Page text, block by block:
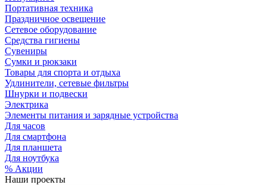
Портативная техника
Праздничное освещение
Сетевое оборудование
Средства гигиены
Сувениры
Сумки и рюкзаки
Товары для спорта и отдыха
Удлинители, сетевые фильтры
Шнурки и подвески
Электрика
Элементы питания и зарядные устройства
Для часов
Для смартфона
Для планшета
Для ноутбука
% Акции
Наши проекты